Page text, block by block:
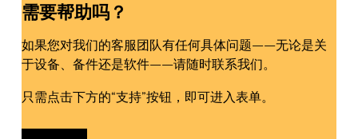
需要帮助吗？
如果您对我们的客服团队有任何具体问题——无论是关
于设备、备件还是软件——请随时联系我们。
只需点击下方的“支持”按钮，即可进入表单。